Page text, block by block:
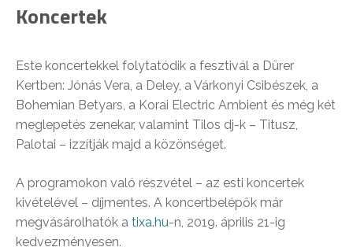
Koncertek
Este koncertekkel folytatódik a fesztivál a Dürer
Kertben: Jónás Vera, a Deley, a Várkonyi Csibészek, a
Bohemian Betyars, a Korai Electric Ambient és még két
meglepetés zenekar, valamint Tilos dj-k – Titusz,
Palotai – izzítják majd a közönséget.
A programokon való részvétel – az esti koncertek
kivételével – díjmentes. A koncertbelépők már
megvásárolhatók a tixa.hu-n, 2019. április 21-ig
kedvezményesen.